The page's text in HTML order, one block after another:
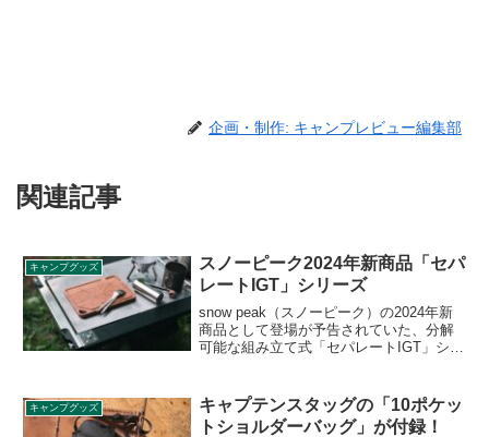
企画・制作: キャンプレビュー編集部
関連記事
キャンプグッズ
スノーピーク2024年新商品「セパ
レートIGT」シリーズ
snow peak（スノーピーク）の2024年新
商品として登場が予告されていた、分解
可能な組み立て式「セパレートIGT」シリ
ことなく、簡単に長辺と短辺の分解・結
合が可能です。詳細をレビューします。
キャンプグッズ
キャプテンスタッグの「10ポケッ
トショルダーバッグ」が付録！